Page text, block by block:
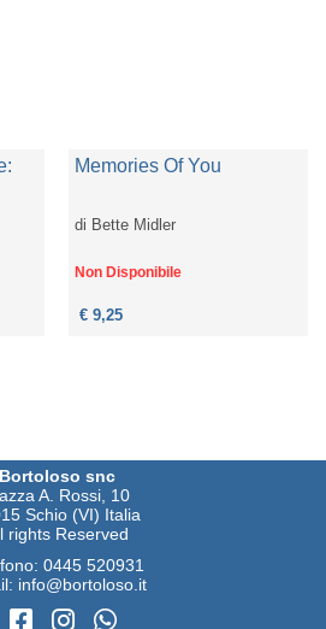
Memories Of You
di Bette Midler
Non Disponibile
€ 9,25
Bortoloso snc
A. Rossi, 10
Schio (VI) Italia
rights Reserved
0445 520931
info@bortoloso.it